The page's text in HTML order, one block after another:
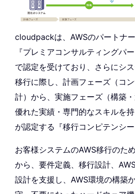
cloudpackは、AWSのパートナ
『プレミアコンサルティングパ
で認定を受けており、さらにシ
移行に際し、計画フェーズ（コ
計）から、実施フェーズ（構築・
優れた実績・専門的なスキルを
が認定する『移行コンピテンシー
お客様システムのAWS移行のた
から、要件定義、移行設計、
設計を支援し、AWS環境の構築